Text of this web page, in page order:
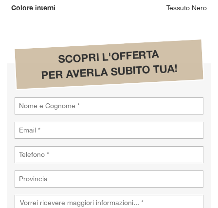
Colore interni Tessuto Nero
SCOPRI L'OFFERTA
PER AVERLA SUBITO TUA!
modificare
qualsiasi
momento.
Cookie necessari